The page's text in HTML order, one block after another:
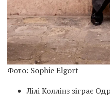
Фото: Sophie Elgort
Лілі Коллінз зіграє